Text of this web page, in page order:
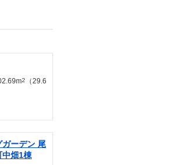
2
（29.6
ガーデン 尾
中畑1棟